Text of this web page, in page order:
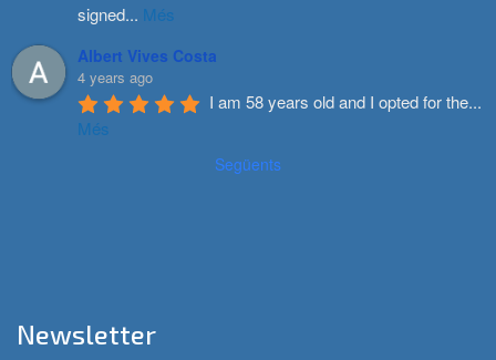
signed... Més
Albert Vives Costa
4 years ago
I am 58 years old and I opted for the...
Més
Següents
Newsletter